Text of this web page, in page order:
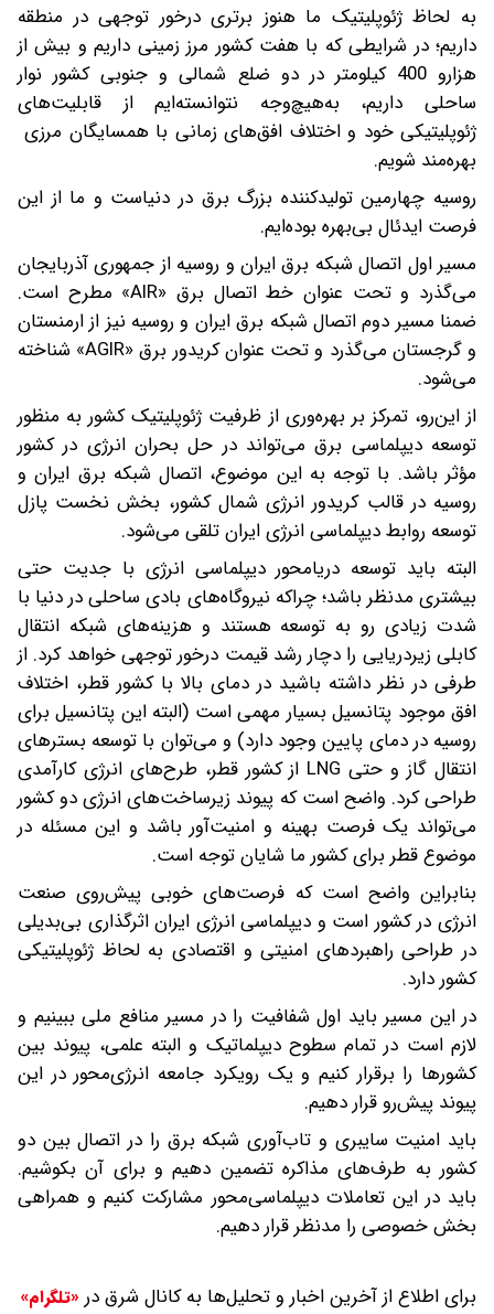
به لحاظ ژئوپلیتیک ما هنوز برتری درخور توجهی در منطقه
داریم؛ در شرایطی که با هفت کشور مرز زمینی داریم و بیش از
هزارو 400 کیلومتر در دو ضلع شمالی و جنوبی کشور نوار
ساحلی داریم، به‌هیچ‌وجه نتوانسته‌ایم از قابلیت‌های
ژئوپلیتیکی خود و اختلاف افق‌های زمانی با همسایگان مرزی
بهره‌مند شویم.
روسیه چهارمین تولیدکننده بزرگ برق در دنیا‌ست و ما از این
فرصت ایدئال بی‌بهره بوده‌ایم.
مسیر اول اتصال شبکه برق ایران و روسیه از جمهوری آذربایجان
می‌گذرد و تحت عنوان خط اتصال برق «AIR» مطرح است.
ضمنا مسیر دوم اتصال شبکه برق ایران و روسیه نیز از ارمنستان
و گرجستان می‌گذرد و تحت عنوان کریدور برق «AGIR» شناخته
می‌شود.
از این‌رو، تمرکز بر بهره‌وری از ظرفیت ژئوپلیتیک کشور به منظور
توسعه دیپلماسی برق می‌تواند در حل بحران انرژی در کشور
مؤثر باشد. با توجه به این موضوع، اتصال شبکه برق ایران و
روسیه در قالب کریدور انرژی شمال کشور، بخش نخست پازل
توسعه روابط دیپلماسی انرژی ایران تلقی می‌شود.
البته باید توسعه دریامحور دیپلماسی انرژی با جدیت حتی
بیشتری مدنظر باشد؛ چرا‌که نیروگاه‌های بادی ساحلی در دنیا با
شدت زیادی رو به توسعه‌ هستند و هزینه‌های شبکه انتقال
کابلی زیر‌دریایی را دچار رشد قیمت درخور توجهی خواهد کرد. از
طرفی در نظر داشته باشید در دمای بالا با کشور قطر، اختلاف
افق موجود پتانسیل بسیار مهمی است (البته این پتانسیل برای
روسیه در دمای پایین وجود دارد) و می‌توان با توسعه بستر‌های
انتقال گاز و حتی LNG از کشور قطر، طرح‌های انرژی کارآمدی
طراحی کرد. واضح است که پیوند زیرساخت‌های انرژی دو کشور
می‌تواند یک فرصت بهینه و امنیت‌آور باشد و این مسئله در
موضوع قطر برای کشور ما شایان توجه است.
بنابراین واضح است که فرصت‌های خوبی پیش‌روی صنعت
انرژی در کشور است و دیپلماسی انرژی ایران اثرگذاری بی‌بدیلی
در طراحی راهبردهای امنیتی و اقتصادی به لحاظ ژئوپلیتیکی
کشور دارد.
در این مسیر باید اول شفافیت ‌را در مسیر منافع ملی ببینیم و
لازم است در تمام سطوح دیپلماتیک و البته علمی، پیوند بین
کشورها را برقرار کنیم و یک رویکرد جامعه انرژی‌محور در این
پیوند پیش‌رو قرار دهیم.
باید امنیت سایبری و تاب‌آوری شبکه برق را در اتصال بین دو
کشور‌ به طرف‌های مذاکره تضمین دهیم و برای آن بکوشیم.
باید در این تعاملات دیپلماسی‌محور مشارکت کنیم و همراهی
بخش خصوصی را مدنظر قرار دهیم.
برای اطلاع از آخرین اخبار و تحلیل‌ها به کانال شرق در «تلگرام»